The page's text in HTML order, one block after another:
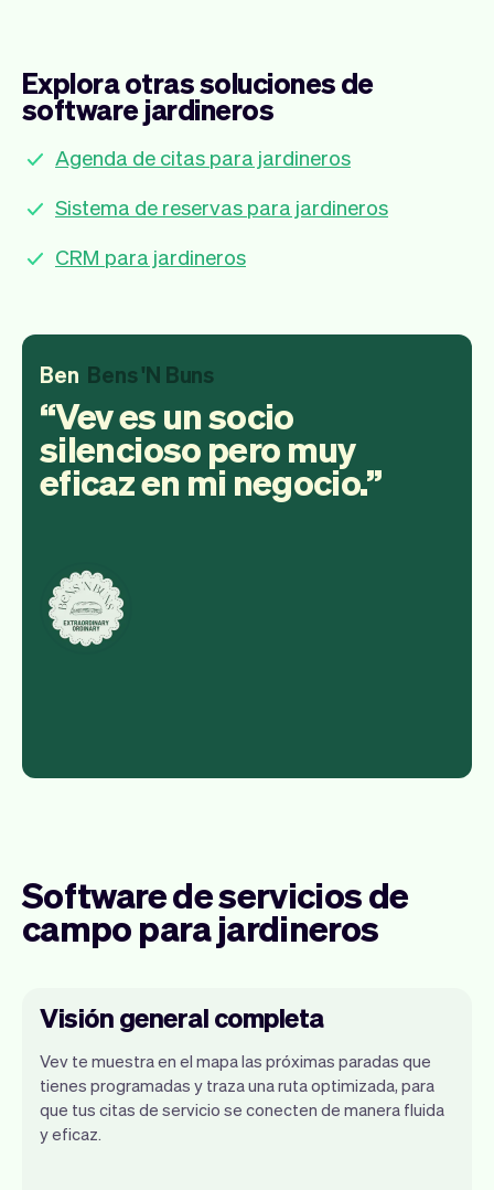
Explora otras soluciones de
software jardineros
Agenda de citas para jardineros
Sistema de reservas para jardineros
CRM para jardineros
Ben Bens 'N Buns
Vev es un socio
silencioso pero muy
eficaz en mi negocio.
Software de servicios de
campo para jardineros
Visión general completa
Vev te muestra en el mapa las próximas paradas que
tienes programadas y traza una ruta optimizada, para
que tus citas de servicio se conecten de manera fluida
y eficaz.
Como dueño de tu servicio de jardinería,